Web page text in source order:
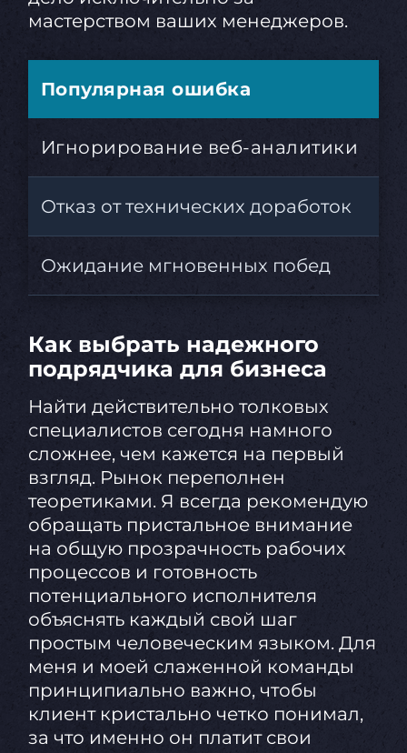
мастерством ваших менеджеров.
Популярная ошибка
Игнорирование веб-аналитики
Отказ от технических доработок
Ожидание мгновенных побед
Как выбрать надежного
подрядчика для бизнеса
Найти действительно толковых
специалистов сегодня намного
сложнее, чем кажется на первый
взгляд. Рынок переполнен
теоретиками. Я всегда рекомендую
обращать пристальное внимание
на общую прозрачность рабочих
процессов и готовность
потенциального исполнителя
объяснять каждый свой шаг
простым человеческим языком. Для
меня и моей слаженной команды
принципиально важно, чтобы
клиент кристально четко понимал,
за что именно он платит свои